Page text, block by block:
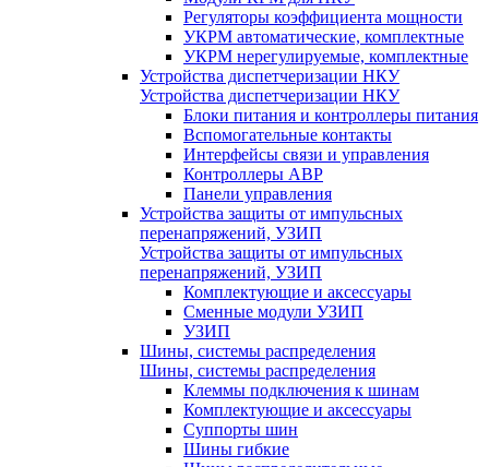
Регуляторы коэффициента мощности
УКРМ автоматические, комплектные
УКРМ нерегулируемые, комплектные
Устройства диспетчеризации НКУ
Устройства диспетчеризации НКУ
Блоки питания и контроллеры питания
Вспомогательные контакты
Интерфейсы связи и управления
Контроллеры АВР
Панели управления
Устройства защиты от импульсных
перенапряжений, УЗИП
Устройства защиты от импульсных
перенапряжений, УЗИП
Комплектующие и аксессуары
Сменные модули УЗИП
УЗИП
Шины, системы распределения
Шины, системы распределения
Клеммы подключения к шинам
Комплектующие и аксессуары
Суппорты шин
Шины гибкие